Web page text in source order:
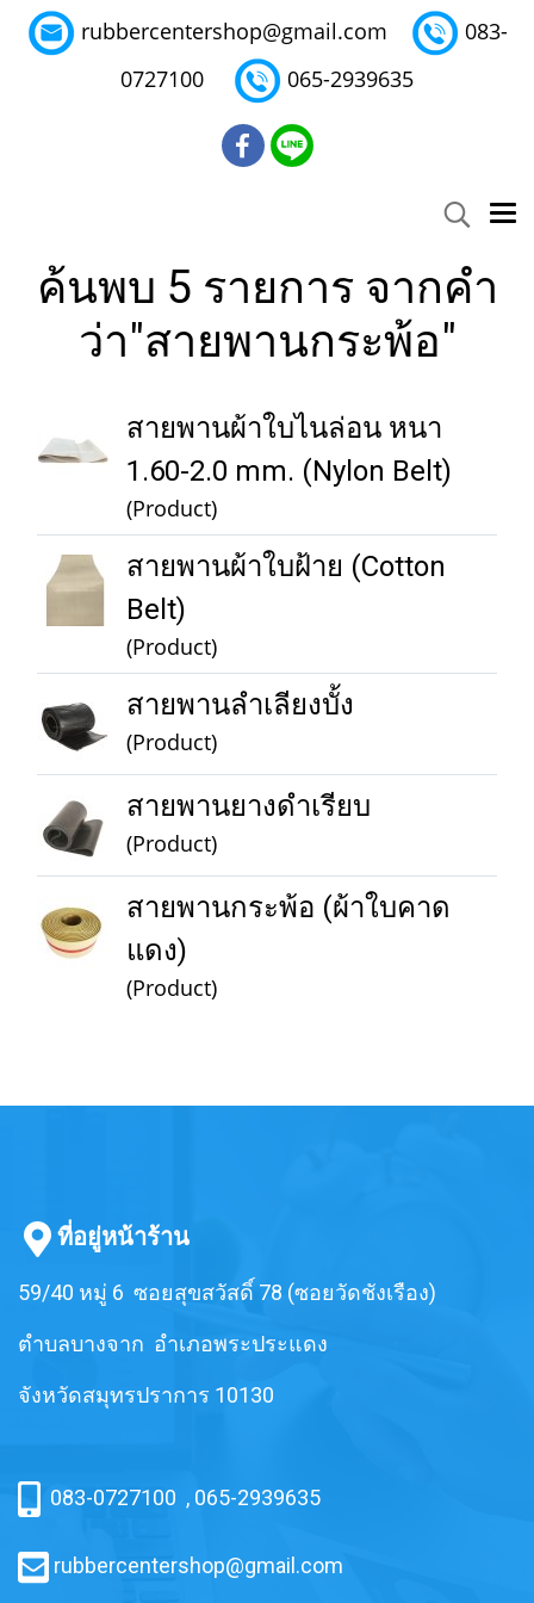
rubbercentershop@gmail.com
083-
0727100
065-2939635
ค้นพบ 5 รายการ จากคำ
ว่า"สายพานกระพ้อ"
สายพานผ้าใบไนล่อน หนา
1.60-2.0 mm. (Nylon Belt)
(Product)
สายพานผ้าใบฝ้าย (Cotton
Belt)
(Product)
สายพานลำเลียงบั้ง
(Product)
สายพานยางดำเรียบ
(Product)
สายพานกระพ้อ (ผ้าใบคาด
แดง)
(Product)
ที่อยู่หน้าร้าน
59/40 หมู่ 6 ซอยสุขสวัสดิ์ 78 (ซอยวัดชังเรือง)
ตำบลบางจาก อำเภอพระประแดง
จังหวัดสมุทรปราการ 10130
083-0727100 , 065-2939635
rubbercentershop@gmail.com